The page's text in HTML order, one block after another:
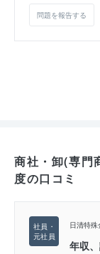
問題を報告する
商社・卸(専門
度の口コミ
日清特
年収